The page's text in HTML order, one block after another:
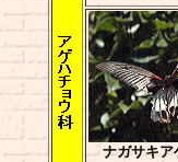
ナガサキア